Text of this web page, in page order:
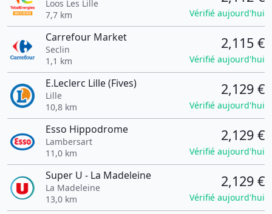
Loos Les Lille
7,7 km
Vérifié aujourd'hui
Carrefour Market
Seclin
1,1 km
2,115 €
Vérifié aujourd'hui
E.Leclerc Lille (Fives)
Lille
10,8 km
2,129 €
Vérifié aujourd'hui
Esso Hippodrome
Lambersart
11,0 km
2,129 €
Vérifié aujourd'hui
Super U - La Madeleine
La Madeleine
13,0 km
2,129 €
Vérifié aujourd'hui